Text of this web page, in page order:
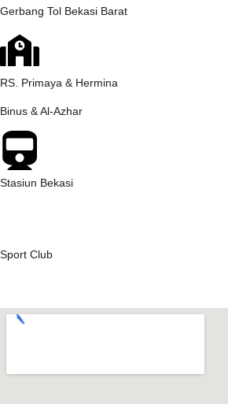
Gerbang Tol Bekasi Barat
RS. Primaya & Hermina
Binus & Al-Azhar
Stasiun Bekasi
Sport Club